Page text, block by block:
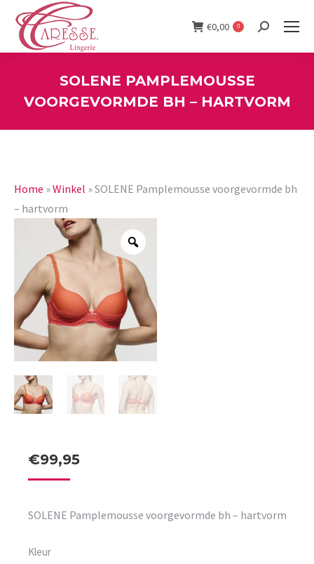
€0,00 0 Search:
SOLENE PAMPLEMOUSSE
VOORGEVORMDE BH – HARTVORM
Home »Winkel »SOLENE Pamplemousse voorgevormde bh
– hartvorm
€99,95
SOLENE Pamplemousse voorgevormde bh – hartvorm
Kleur